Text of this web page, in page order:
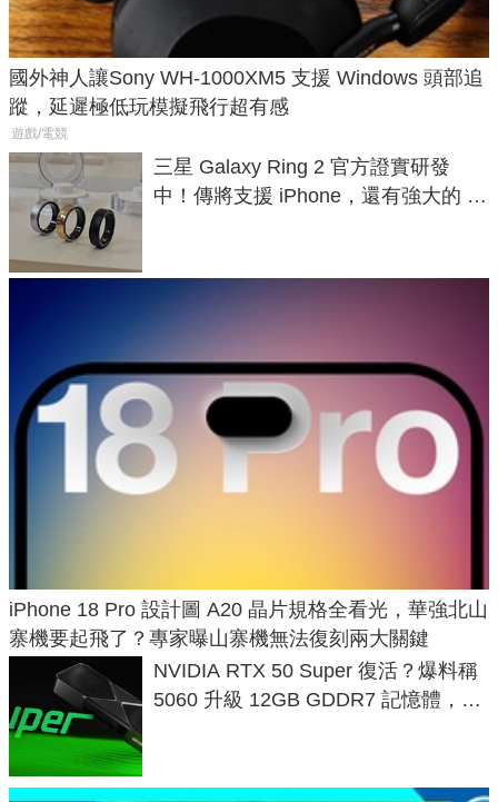
國外神人讓Sony WH-1000XM5 支援 Windows 頭部追
蹤，延遲極低玩模擬飛行超有感
遊戲/電競
三星 Galaxy Ring 2 官方證實研發
中！傳將支援 iPhone，還有強大的 AI
iPhone 18 Pro 設計圖 A20 晶片規格全看光，華強北山
寨機要起飛了？專家曝山寨機無法復刻兩大關鍵
NVIDIA RTX 50 Super 復活？爆料稱
5060 升級 12GB GDDR7 記憶體，這